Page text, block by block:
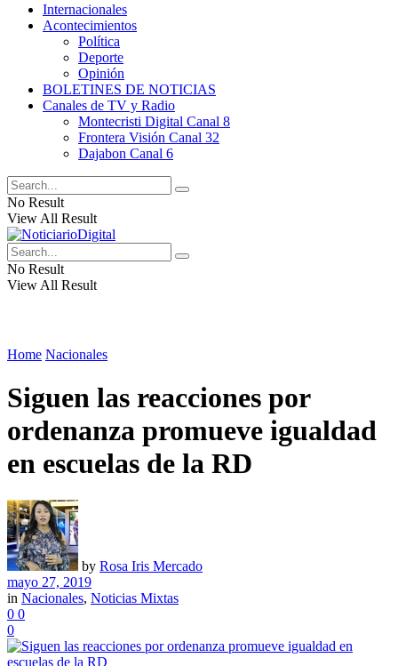
Internacionales
Acontecimientos
Política
Deporte
Opinión
BOLETINES DE NOTICIAS
Canales de TV y Radio
Montecristi Digital Canal 8
Frontera Visión Canal 32
Dajabon Canal 6
No Result
View All Result
No Result
View All Result
Home Nacionales
Siguen las reacciones por
ordenanza promueve igualdad
en escuelas de la RD
by Rosa Iris Mercado
mayo 27, 2019
in Nacionales, Noticias Mixtas
0 0
0